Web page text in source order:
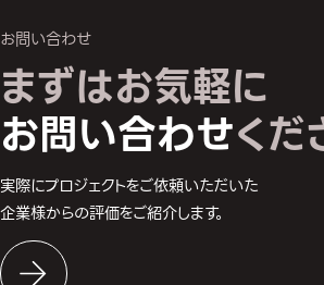
お問い合わせ
まずはお気軽に
お問い合わせくだ
実際にプロジェクトをご依頼いただいた
企業様からの評価をご紹介します。
お問い合わせへ